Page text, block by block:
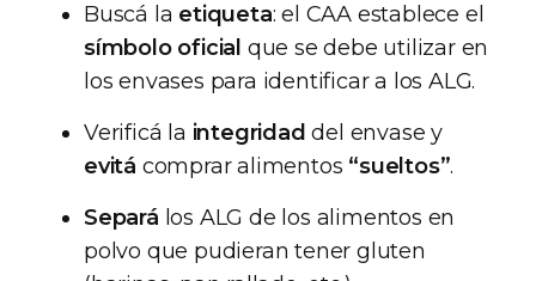
Buscá la etiqueta: el CAA establece el
símbolo oficial que se debe utilizar en
los envases para identificar a los ALG.
Verificá la integridad del envase y
evitá comprar alimentos “sueltos”.
Separá los ALG de los alimentos en
polvo que pudieran tener gluten